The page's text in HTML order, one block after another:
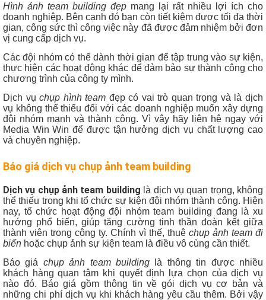
Hình ảnh team building đẹp mang lại rất nhiều lợi ích cho
doanh nghiệp. Bên cạnh đó bạn còn tiết kiệm được tối đa thời
gian, công sức thì công việc này đã được đảm nhiệm bởi đơn
vị cung cấp dịch vụ.
Các đội nhóm có thể dành thời gian để tập trung vào sự kiện,
thực hiện các hoạt động khác để đảm bảo sự thành công cho
chương trình của công ty mình.
Dịch vụchụp hình team đẹp có vai trò quan trọng và là dịch
vụ không thể thiếu đối với các doanh nghiệp muốn xây dựng
đội nhóm mạnh và thành công. Vì vậy hãy liên hệ ngay với
Media Win Win để được tận hưởng dịch vụ chất lượng cao
và chuyên nghiệp.
Báo giá dịch vụ chụp ảnh team building
Dịch vụ chụp ảnh team building là dịch vụ quan trọng, không
thể thiếu trong khi tổ chức sự kiện đội nhóm thành công. Hiện
nay, tổ chức hoạt động đội nhóm team building đang là xu
hướng phổ biến, giúp tăng cường tinh thần đoàn kết giữa
thành viên trong công ty. Chính vì thế, thuê chụp ảnh team đi
biển hoặc chụp ảnh sự kiện team là điều vô cùng cần thiết.
Báo giá chụp ảnh team building là thông tin được nhiều
khách hàng quan tâm khi quyết định lựa chọn của dịch vụ
nào đó. Báo giá gồm thông tin về gói dịch vụ cơ bản và
những chi phí dịch vụ khi khách hàng yêu cầu thêm. Bởi vậy